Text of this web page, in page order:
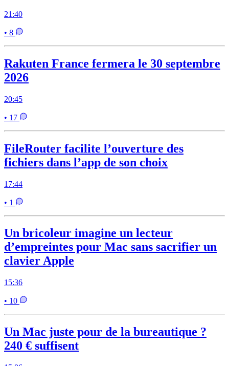
21:40
• 8
Rakuten France fermera le 30 septembre
2026
20:45
• 17
FileRouter facilite l’ouverture des
fichiers dans l’app de son choix
17:44
• 1
Un bricoleur imagine un lecteur
d’empreintes pour Mac sans sacrifier un
clavier Apple
15:36
• 10
Un Mac juste pour de la bureautique ?
240 € suffisent